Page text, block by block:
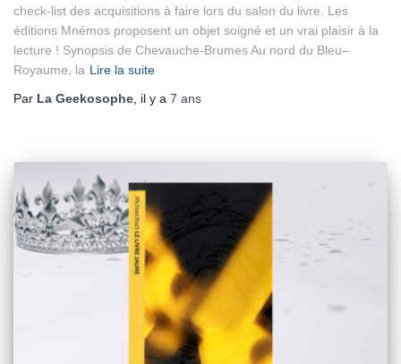
check-list des acquisitions à faire lors du salon du livre. Les
éditions Mnémos proposent un objet soigné et un vrai plaisir à la
lecture ! Synopsis de Chevauche-Brumes Au nord du Bleu–
Royaume, la Lire la suite
Par La Geekosophe, il y a 7 ans